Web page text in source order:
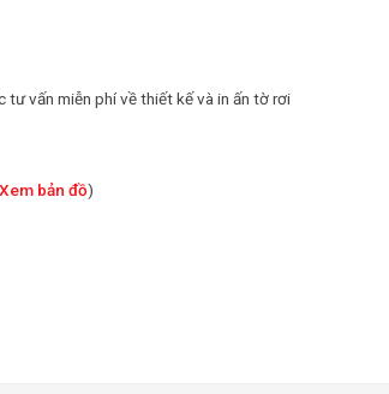
vấn miễn phí về thiết kế và in ấn tờ rơi
Xem bản đồ)